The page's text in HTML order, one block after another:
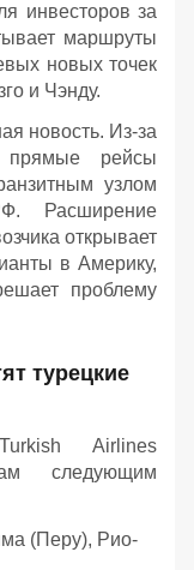
инвесторов за
маршруты
новых точек
и Чэнду.
новость. Из-за
прямые рейсы
узлом
Расширение
открывает
в Америку,
проблему
турецкие
Airlines
следующим
(Перу), Рио-